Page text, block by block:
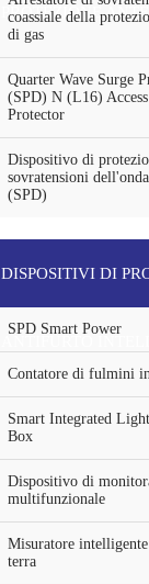
PROTEZIONE
coassiale della
di gas
Quarter Wave Surge
(SPD) N (L16)
Protector
Dispositivo di
sovratensioni
(SPD)
DISPOSITIVI DI
SPD Smart Power
Contatore di fulmini
Smart Integrated
Box
Dispositivo di
multifunzionale
Misuratore
terra